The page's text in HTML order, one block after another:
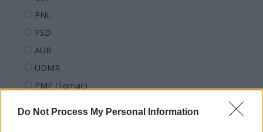
Do Not Process My Personal Information
PNL
PSD
AUR
UDMR
PMP (Tomac)